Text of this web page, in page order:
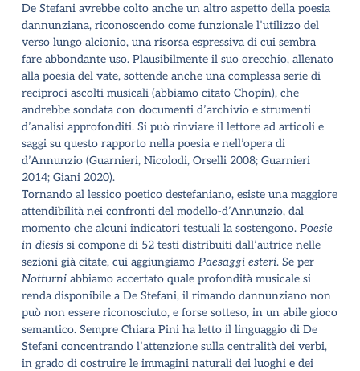
De Stefani avrebbe colto anche un altro aspetto della poesia
dannunziana, riconoscendo come funzionale l’utilizzo del
verso lungo alcionio, una risorsa espressiva di cui sembra
fare abbondante uso. Plausibilmente il suo orecchio, allenato
alla poesia del vate, sottende anche una complessa serie di
reciproci ascolti musicali (abbiamo citato Chopin), che
andrebbe sondata con documenti d’archivio e strumenti
d’analisi approfonditi. Si può rinviare il lettore ad articoli e
saggi su questo rapporto nella poesia e nell’opera di
d’Annunzio (Guarnieri, Nicolodi, Orselli 2008; Guarnieri
2014; Giani 2020).
Tornando al lessico poetico destefaniano, esiste una maggiore
attendibilità nei confronti del modello-d’Annunzio, dal
momento che alcuni indicatori testuali la sostengono. Poesie
in diesissi compone di 52 testi distribuiti dall’autrice nelle
sezioni già citate, cui aggiungiamo Paesaggi esteri. Se per
Notturniabbiamo accertato quale profondità musicale si
renda disponibile a De Stefani, il rimando dannunziano non
può non essere riconosciuto, e forse sotteso, in un abile gioco
semantico. Sempre Chiara Pini ha letto il linguaggio di De
Stefani concentrando l’attenzione sulla centralità dei verbi,
in grado di costruire le immagini naturali dei luoghi e dei